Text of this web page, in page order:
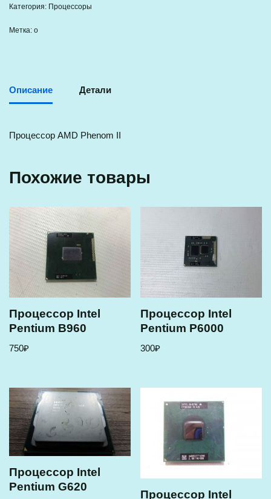
Категория: Процессоры
Метка: о
Описание Детали
Процессор AMD Phenom II
Похожие товары
Процессор Intel
Pentium B960
750₽
Процессор Intel
Pentium P6000
300₽
Процессор Intel
Pentium G620
Процессор Intel